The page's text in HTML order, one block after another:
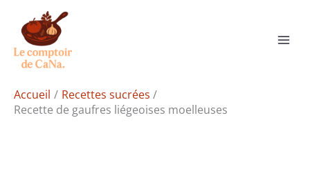
contenu
Accueil
Recettes sucrées
Recette de gaufres liégeoises moelleuses
Rechercher